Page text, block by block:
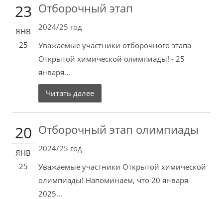
23
ЯНВ
25
Отборочный этап
2024/25 год
Уважаемые участники отборочного этапа
Открытой химической олимпиады! - 25
января...
Читать далее
20
ЯНВ
25
Отборочный этап олимпиады
2024/25 год
Уважаемые участники Открытой химической
олимпиады! Напоминаем, что 20 января
2025...